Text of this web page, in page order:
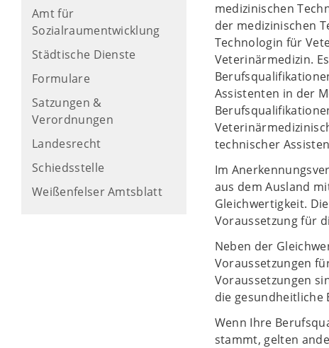
Amt für
Sozialraumentwicklung
Städtische Dienste
Formulare
Satzungen &
Verordnungen
Landesrecht
Schiedsstelle
Weißenfelser Amtsblatt
medizinischen
der medizinischen
Technologin für
Veterinärmedizin.
Assistenten in der
technischer
Im
aus dem Ausland
Gleichwertigkeit.
Voraussetzung für
Neben der
Voraussetzungen
Voraussetzungen
die gesundheitliche
Wenn Ihre
stammt, gelten